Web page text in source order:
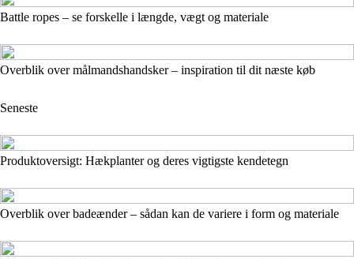
Battle ropes – se forskelle i længde, vægt og materiale
Overblik over målmandshandsker – inspiration til dit næste køb
Seneste
Produktoversigt: Hækplanter og deres vigtigste kendetegn
Overblik over badeænder – sådan kan de variere i form og materiale